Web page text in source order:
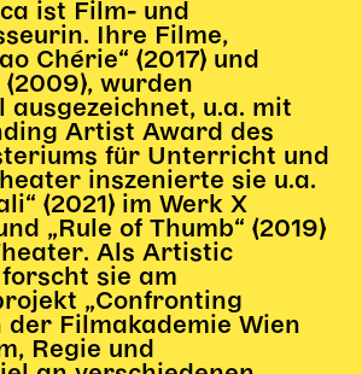
Festival
ist Film- und
Ihre Filme,
Chérie“ (2017) und
(2009), wurden
u.a. mit
Artist Award des
für Unterricht und
inszenierte sie u.a.
(2021) im Werk X
„Rule of Thumb“ (2019)
Als Artistic
sie am
„Confronting
der Filmakademie Wien
Regie und